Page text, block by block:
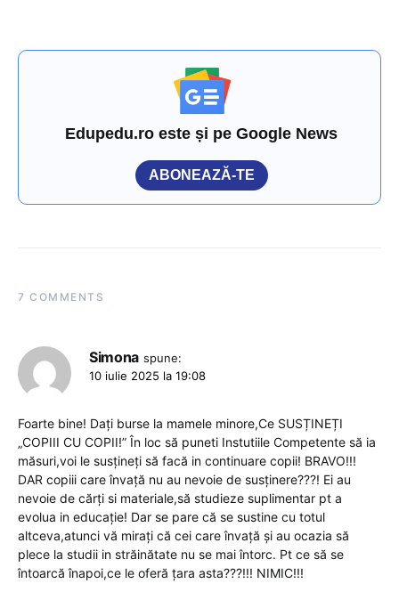
Edupedu.ro este și pe Google News
ABONEAZĂ-TE
7 COMMENTS
Simona spune:
10 iulie 2025 la 19:08
Foarte bine! Dați burse la mamele minore,Ce SUSȚINEȚI
„COPIII CU COPII!” În loc să puneti Instutiile Competente să ia
măsuri,voi le susțineți să facă in continuare copii! BRAVO!!!
DAR copiii care învață nu au nevoie de susținere???! Ei au
nevoie de cărți si materiale,să studieze suplimentar pt a
evolua in educație! Dar se pare că se sustine cu totul
altceva,atunci vă mirați că cei care învață și au ocazia să
plece la studii in străinătate nu se mai întorc. Pt ce să se
întoarcă înapoi,ce le oferă țara asta???!!! NIMIC!!!